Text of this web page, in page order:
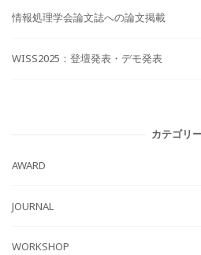
情報処理学会論文誌への論文掲載
WISS2025：登壇発表・デモ発表
カテゴリ
AWARD
JOURNAL
WORKSHOP